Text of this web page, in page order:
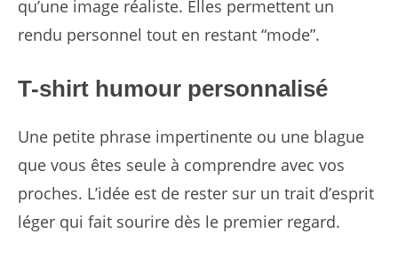
qu’une image réaliste. Elles permettent un
rendu personnel tout en restant “mode”.
T-shirt humour personnalisé
Une petite phrase impertinente ou une blague
que vous êtes seule à comprendre avec vos
proches. L’idée est de rester sur un trait d’esprit
léger qui fait sourire dès le premier regard.